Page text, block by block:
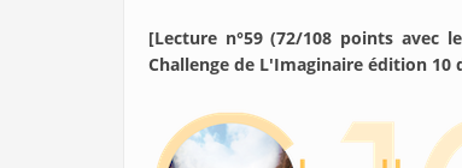
[Lecture n°59 (72/108 points avec
Challenge de L'Imaginaire édition 10